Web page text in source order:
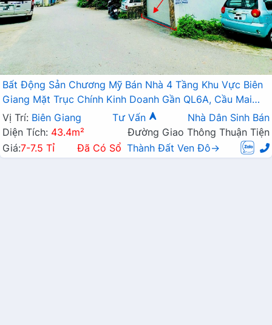
Bất Động Sản Chương Mỹ Bán Nhà 4 Tầng Khu Vực Biên
Giang Mặt Trục Chính Kinh Doanh Gần QL6A, Cầu Mai
Lĩnh Đang Mở Rộng
Vị Trí: Biên Giang Tư Vấn
Nhà Dân Sinh Bán
Diện Tích: 43.4m²
Đường Giao Thông Thuận Tiện
Giá:7-7.5 Tỉ Đã Có Sổ Thành Đất Ven Đô→